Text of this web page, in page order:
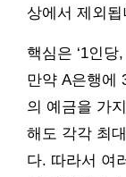
상에서 제외됩
핵심은 ‘1인
만약 A은행에
의 예금을 가
해도 각각 최
다. 따라서 여